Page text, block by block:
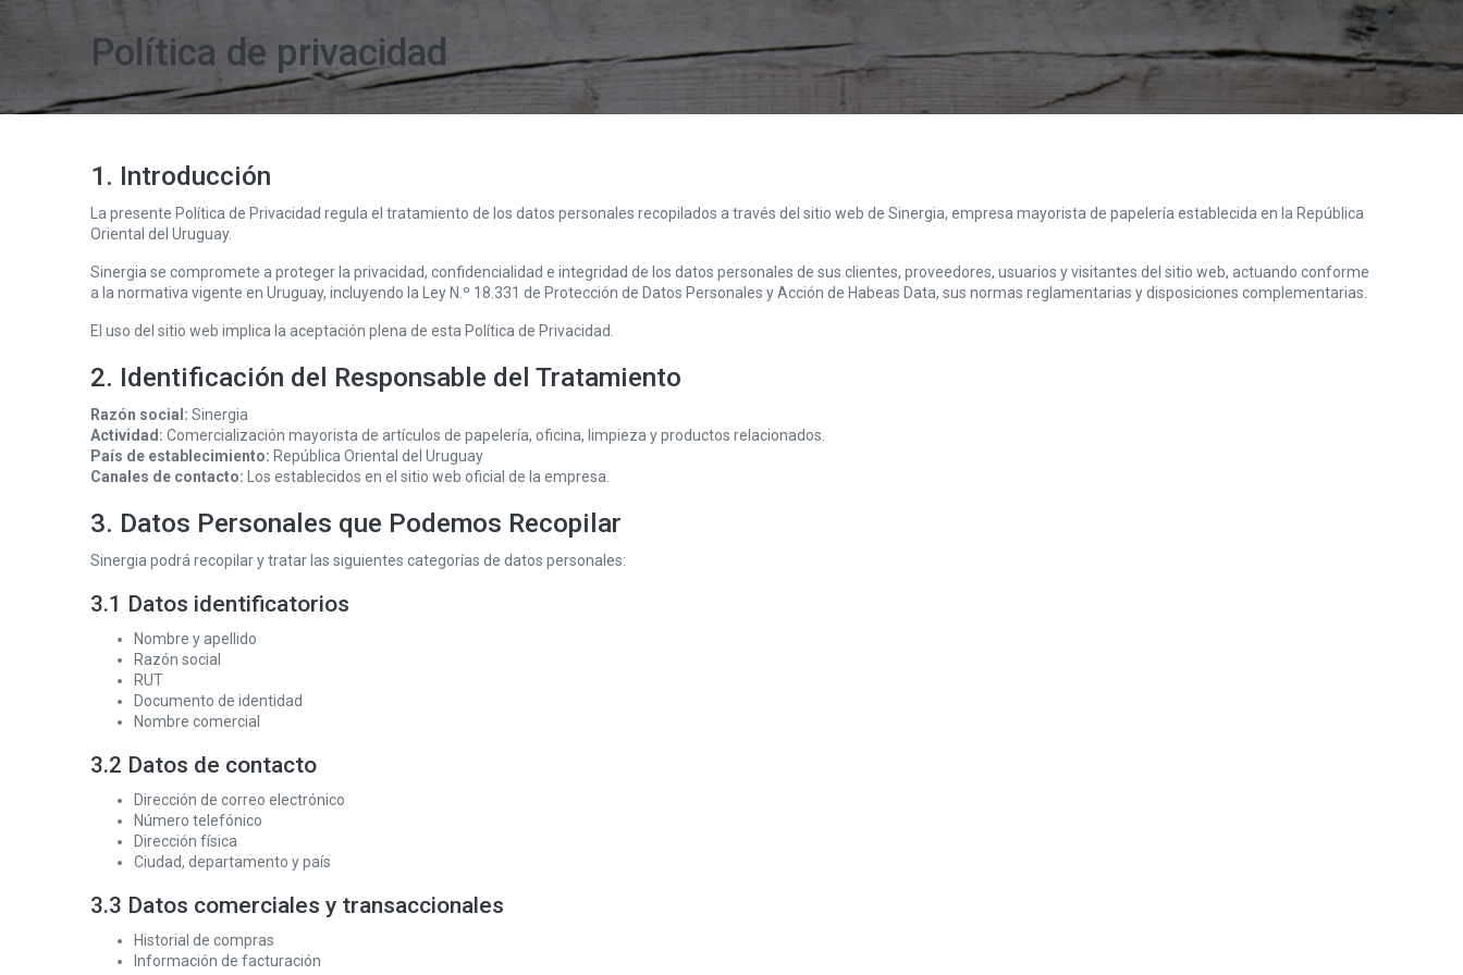
Política de privacidad
1. Introducción
La presente Política de Privacidad regula el tratamiento de los datos personales recopilados a través del sitio web de Sinergia, empresa mayorista de papelería establecida en la República
Oriental del Uruguay.
Sinergia se compromete a proteger la privacidad, confidencialidad e integridad de los datos personales de sus clientes, proveedores, usuarios y visitantes del sitio web, actuando conforme
a la normativa vigente en Uruguay, incluyendo la Ley N.º 18.331 de Protección de Datos Personales y Acción de Habeas Data, sus normas reglamentarias y disposiciones complementarias.
El uso del sitio web implica la aceptación plena de esta Política de Privacidad.
2. Identificación del Responsable del Tratamiento
Razón social: Sinergia
Actividad: Comercialización mayorista de artículos de papelería, oficina, limpieza y productos relacionados.
País de establecimiento: República Oriental del Uruguay
Canales de contacto: Los establecidos en el sitio web oficial de la empresa.
3. Datos Personales que Podemos Recopilar
Sinergia podrá recopilar y tratar las siguientes categorías de datos personales:
3.1 Datos identificatorios
Nombre y apellido
Razón social
RUT
Documento de identidad
Nombre comercial
3.2 Datos de contacto
Dirección de correo electrónico
Número telefónico
Dirección física
Ciudad, departamento y país
3.3 Datos comerciales y transaccionales
Historial de compras
Información de facturación